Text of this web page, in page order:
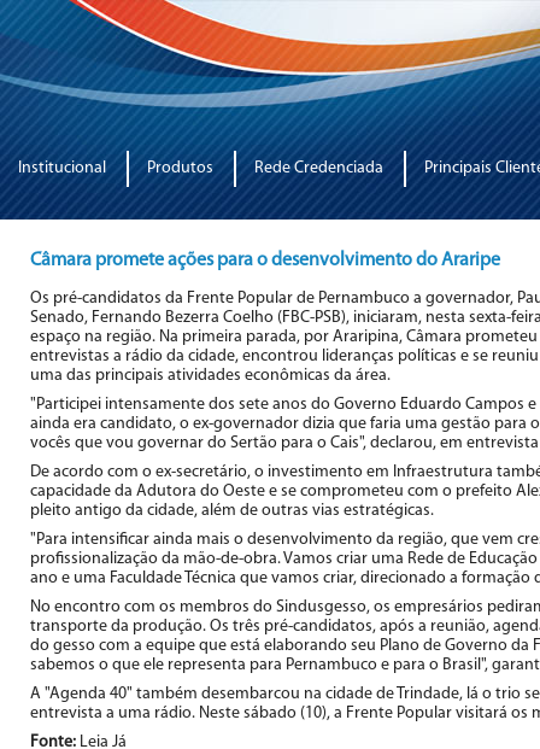
Institucional Produtos Rede Credenciada Principais
Câmara promete ações para o desenvolvimento do Araripe
Os pré-candidatos da Frente Popular de Pernambuco a governador,
Senado, Fernando Bezerra Coelho (FBC-PSB), iniciaram, nesta sexta-
espaço na região. Na primeira parada, por Araripina, Câmara
entrevistas a rádio da cidade, encontrou lideranças políticas e se
uma das principais atividades econômicas da área.
"Participei intensamente dos sete anos do Governo Eduardo Campos
ainda era candidato, o ex-governador dizia que faria uma gestão para
vocês que vou governar do Sertão para o Cais", declarou, em
De acordo com o ex-secretário, o investimento em Infraestrutura
capacidade da Adutora do Oeste e se comprometeu com o prefeito
pleito antigo da cidade, além de outras vias estratégicas.
"Para intensificar ainda mais o desenvolvimento da região, que vem
profissionalização da mão-de-obra. Vamos criar uma Rede de
ano e uma Faculdade Técnica que vamos criar, direcionado a
No encontro com os membros do Sindusgesso, os empresários
transporte da produção. Os três pré-candidatos, após a reunião,
do gesso com a equipe que está elaborando seu Plano de Governo
sabemos o que ele representa para Pernambuco e para o Brasil",
A "Agenda 40" também desembarcou na cidade de Trindade, lá o trio
entrevista a uma rádio. Neste sábado (10), a Frente Popular visitará os
Fonte: Leia Já